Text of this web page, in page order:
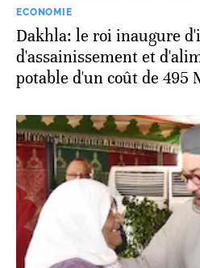
ECONOMIE
Dakhla: le roi inaugure
d'assainissement et
potable d'un coût de 495